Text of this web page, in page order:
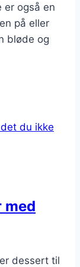
er også en
på eller
bløde og
med
dessert til